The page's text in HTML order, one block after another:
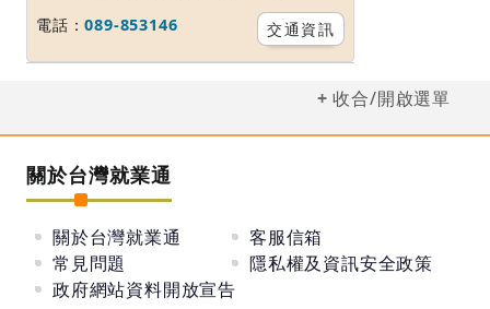
電話：089-853146 交通資訊
收合/開啟選單
關於台灣就業通
關於台灣就業通
客服信箱
常見問題
隱私權及資訊安全政策
政府網站資料開放宣告